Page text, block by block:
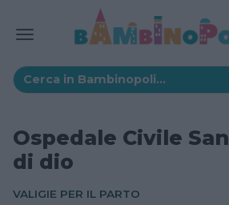
Ospedale Civile
di dio
VALIGIE PER IL PARTO